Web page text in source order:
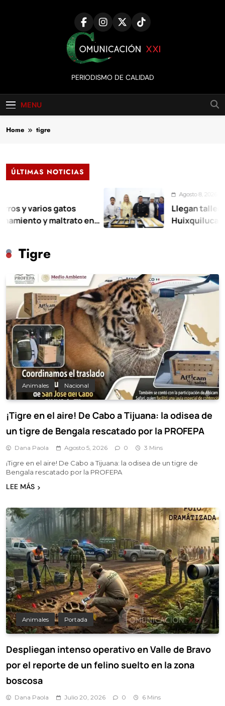
Comunicación
XXI
PERIODISMO DE CALIDAD
MENU
Home tigre
ÚLTIMAS NOTICIAS
gatos
y maltrato en
Agosto 8, 2026
Llegan talleres de
Huixquilucan
Tigre
Animales Nacional
¡Tigre en el aire! De Cabo a Tijuana: la odisea de
un tigre de Bengala rescatado por la PROFEPA
Dana Paola Agosto 5, 2026 0 3 Mins
¡Tigre en el aire! De Cabo a Tijuana: la odisea de un tigre de
Bengala rescatado por la PROFEPA
LEE MÁS
Animales Portada
Despliegan intenso operativo en Valle de Bravo
por el reporte de un felino suelto en la zona
boscosa
Dana Paola Julio 20, 2026 0 6 Mins